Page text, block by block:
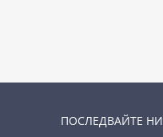
ПОСЛЕДВАЙТЕ НИ